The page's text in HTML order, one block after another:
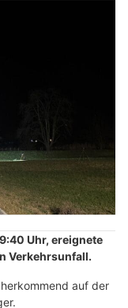
Uhr, ereignete
Verkehrsunfall.
auf der